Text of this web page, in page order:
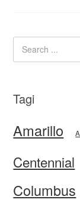
Tagi
Amarillo
Centennial
Columbus